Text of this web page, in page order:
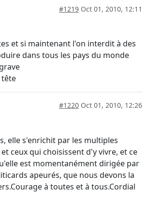
#1219 Oct 01, 2010, 12:11
et si maintenant l'on interdit à des
dans tous les pays du monde
tête
#1220 Oct 01, 2010, 12:26
elle s'enrichit par les multiples
ceux qui choisissent d'y vivre, et ce
est momentanément dirigée par
apeurés, que nous devons la
à toutes et à tous.Cordial